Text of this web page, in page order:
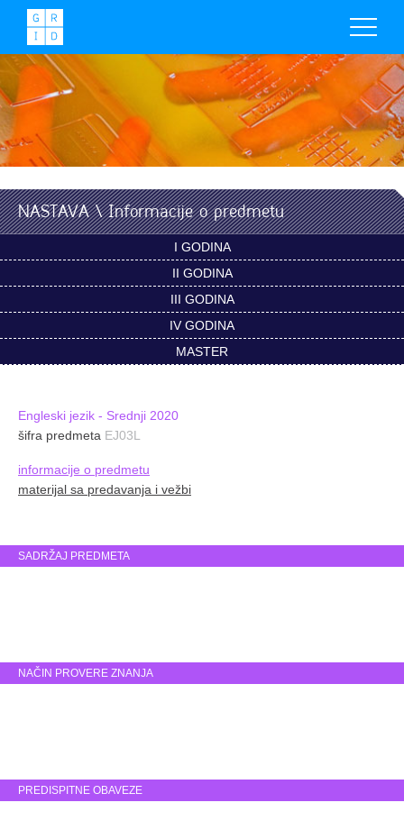
NASTAVA \ Informacije o predmetu
I GODINA
II GODINA
III GODINA
IV GODINA
MASTER
Engleski jezik - Srednji 2020
šifra predmeta EJ03L
informacije o predmetu
materijal sa predavanja i vežbi
SADRŽAJ PREDMETA
NAČIN PROVERE ZNANJA
PREDISPITNE OBAVEZE